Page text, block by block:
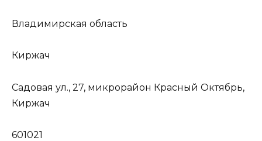
Владимирская область
Киржач
Садовая ул., 27, микрорайон Красный Октябрь,
Киржач
601021